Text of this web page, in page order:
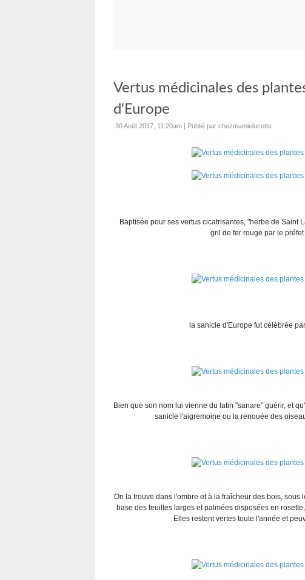
Vertus médicinales des
d'Europe
30 Août 2017, 11:20am | Publié par chezmamielucette
Baptisée pour ses vertus cicatrisantes, "herbe de Saint
gril de fer rouge par le
la sanicle d'Europe fut célébrée
Bien que son nom lui vienne du latin "sanare" guérir, et
sanicle l'aigremoine ou la renouée des
On la trouve dans l'ombre et à la fraîcheur des bois,
base des feuilles larges et palmées disposées en
Elles restent vertes toute l'année et